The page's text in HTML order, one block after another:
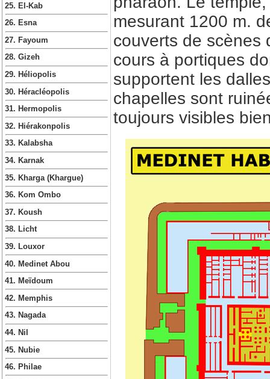
25. El-Kab
26. Esna
27. Fayoum
28. Gizeh
29. Héliopolis
30. Héracléopolis
31. Hermopolis
32. Hiérakonpolis
33. Kalabsha
34. Karnak
35. Kharga (Khargue)
36. Kom Ombo
37. Koush
38. Licht
39. Louxor
40. Medinet Abou
41. Meïdoum
42. Memphis
43. Nagada
44. Nil
45. Nubie
46. Philae
mesurant 1200 m.
couverts de scènes
cours à portiques
supportent les
chapelles sont
toujours visibles